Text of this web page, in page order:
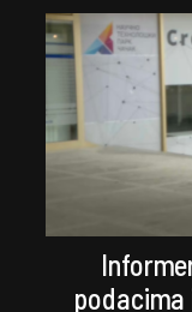
podacima